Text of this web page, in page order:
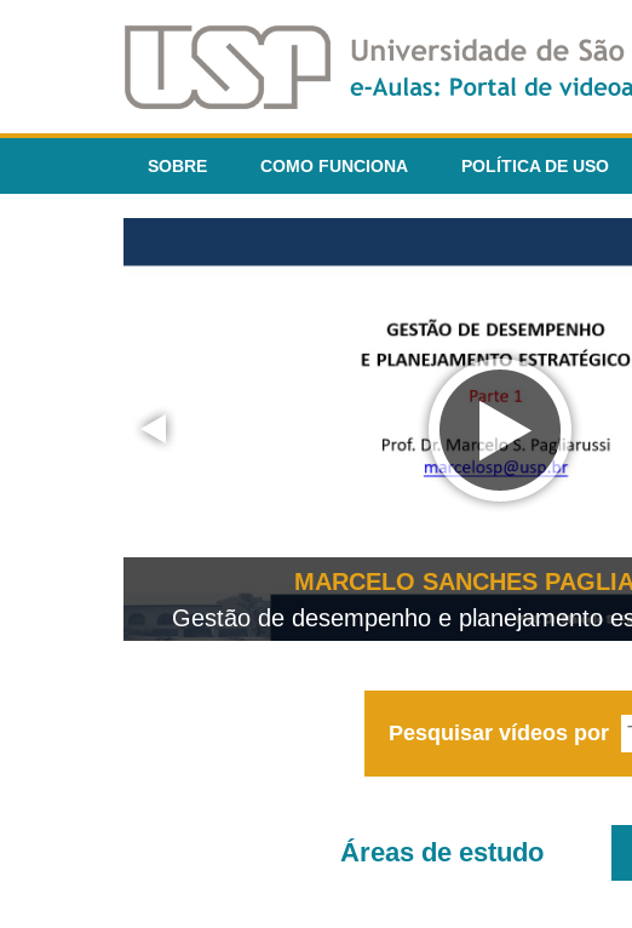
SOBRE COMO FUNCIONA POLÍTICA DE USO
MARCELO SANCHES
Gestão de desempenho e planejamento
Pesquisar vídeos por
Áreas de estudo